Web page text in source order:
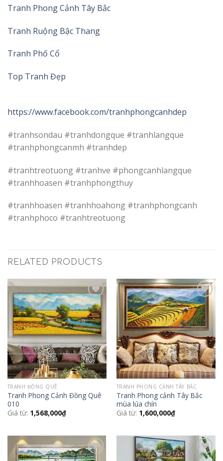
Tranh Phong Cảnh Tây Bắc
Tranh Ruộng Bậc Thang
Tranh Phố Cổ
Top Tranh Đẹp
https://www.facebook.com/tranhphongcanhdep
#tranhsondau #tranhdongque #tranhlangque
#tranhphongcanmh #tranhdep
#tranhtreotuong #tranhve #phongcanhlangque
#tranhhoasen #tranhphongthuy
#tranhhoasen #tranhhoahong #tranhphongcanh
#tranhphoco #tranhtreotuong
RELATED PRODUCTS
Add to
Wishlist
TRANH ĐỒNG QUÊ
Tranh Phong Cảnh Đồng Quê
010
Giá từ: 1,568,000₫
Add to
Wishlist
TRANH PHONG CẢNH TÂY BẮC
Tranh Phong cảnh Tây Bắc
mùa lúa chín
Giá từ: 1,600,000₫